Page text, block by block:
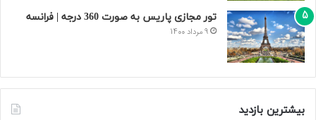
تور مجازی پاریس به صورت 360 درجه | فرانسه
9 مرداد 1400
بیشترین بازدید